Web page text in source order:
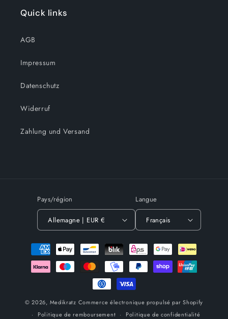
Quick links
AGB
Impressum
Datenschutz
Widerruf
Zahlung und Versand
Pays/région
Allemagne | EUR €
Langue
Français
Moyens
paiement
© 2026, Medikratz Commerce électronique propulsé par Shopify
Politique de remboursement
Politique de confidentialité